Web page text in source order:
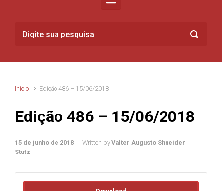
Início Edição 486 – 15/06/2018
Edição 486 – 15/06/2018
15 de junho de 2018 Written by Valter Augusto Shneider
Stutz